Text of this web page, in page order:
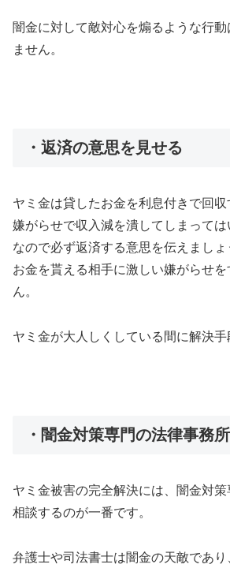
闇金に対して敵対心を煽るような行
ません。
・返済の意思を見せる
ヤミ金は貸したお金を利息付きで回収
嫌がらせで収入減を潰してしまっては
なので必ず返済する意思を伝えましょ
お金を貰える相手に激しい嫌がらせ
ん。
ヤミ金が大人しくしている間に解決手
・闇金対策専門の法律事務
ヤミ金被害の完全解決には、闇金対
相談するのが一番です。
弁護士や司法書士は闇金の天敵であ